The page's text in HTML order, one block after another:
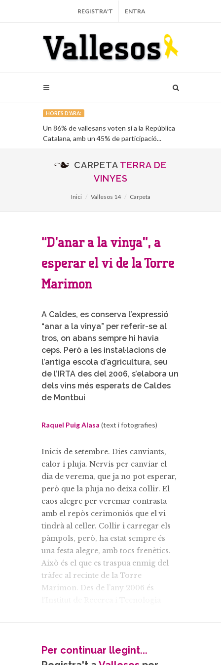
REGISTRA'T ENTRA
HORES D'ARA:
Un 86% de vallesans voten sí a la República
Catalana, amb un 45% de participació...
CARPETA TERRA DE
VINYES
Inici Vallesos 14 Carpeta
“D’anar a la vinya”, a
esperar el vi de la Torre
Marimon
A Caldes, es conserva l’expressió
“anar a la vinya” per referir-se al
tros, on abans sempre hi havia
ceps. Però a les instal·lacions de
l’antiga escola d’agricultura, seu
de l’IRTA des del 2006, s’elabora un
dels vins més esperats de Caldes
de Montbui
Raquel Puig Alasa (text i fotografies)
Inicis de setembre. Dies canviants,
calor i pluja. Nervis per canviar el
dia de verema, que ja no pot esperar,
però que la pluja no deixa collir. El
caos alegre per veremar contrasta
amb el repòs cerimoniós que el vi
tindrà al celler. Collir i carregar els
pàmpols, però, ha estat sempre és
una festa alegre, amb tocs frenètics.
Això és el que es traspua enmig del
tràfec al recinte de la Torre
Marimon. Des de l’any 2006 és
però per als calderins sempre serà el
La collita es fa a mà i després del pas
del fruit per la derrapadora el most
Per continuar llegint...